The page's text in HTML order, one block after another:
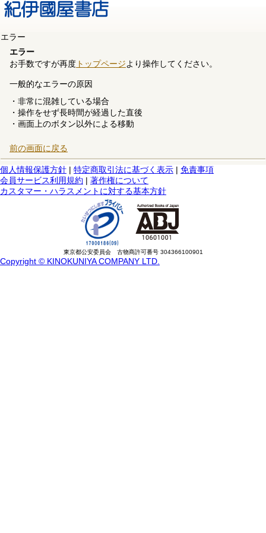
エラー
エラー
お手数ですが再度 トップページより操作してください。
一般的なエラーの原因
・非常に混雑している場合
・操作をせず長時間が経過した直後
・画面上のボタン以外による移動
前の画面に戻る
個人情報保護方針 | 特定商取引法に基づく表示 | 免責事項
会員サービス利用規約 | 著作権について
カスタマー・ハラスメントに対する基本方針
東京都公安委員会 古物商許可番号 304366100901
Copyright © KINOKUNIYA COMPANY LTD.